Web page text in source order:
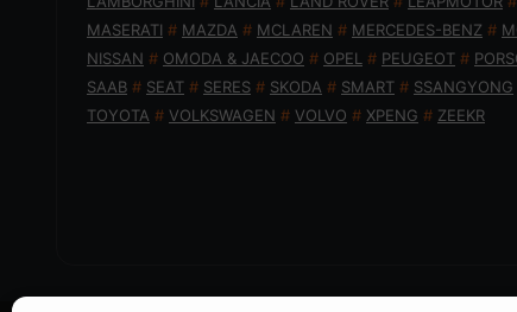
MASERATI # MAZDA # MCLAREN # MERCEDES-BENZ #
NISSAN # OMODA & JAECOO # OPEL # PEUGEOT #
SAAB # SEAT # SERES # SKODA # SMART # SSANGYONG
TOYOTA # VOLKSWAGEN # VOLVO # XPENG # ZEEKR